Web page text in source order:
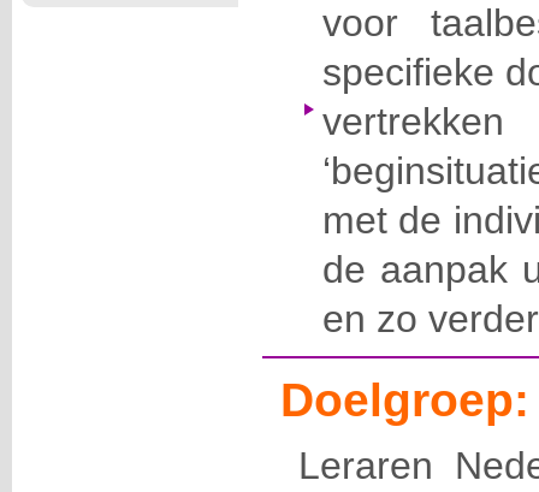
voor
specifieke
met de
de aanpak
en zo
Doelgroep:
Leraren